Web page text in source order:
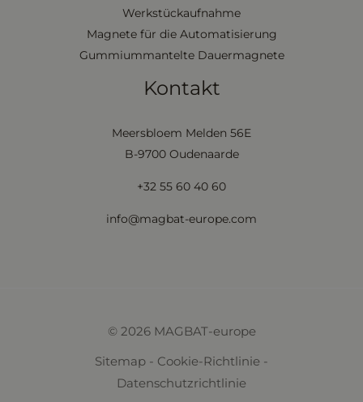
Werkstückaufnahme
Magnete für die Automatisierung
Gummiummantelte Dauermagnete
Kontakt
Meersbloem Melden 56E
B-9700 Oudenaarde
+32 55 60 40 60
info@magbat-europe.com
© 2026 MAGBAT-europe
Sitemap - Cookie-Richtlinie -
Datenschutzrichtlinie